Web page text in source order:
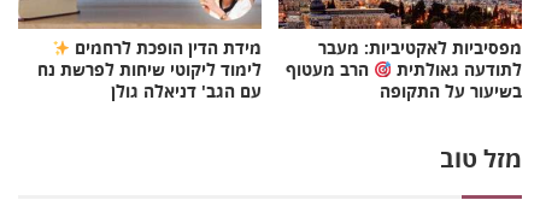
מפסיביות לאקטיביות: מעבר
לתודעה גאולתית
הרב מעטוף
בשיעור על התקופה
מידת הדין הופכת לרחמים
לימוד ליקוטי שיחות לפרשת נח
עם הגב' דניאלה גולן
מזל טוב